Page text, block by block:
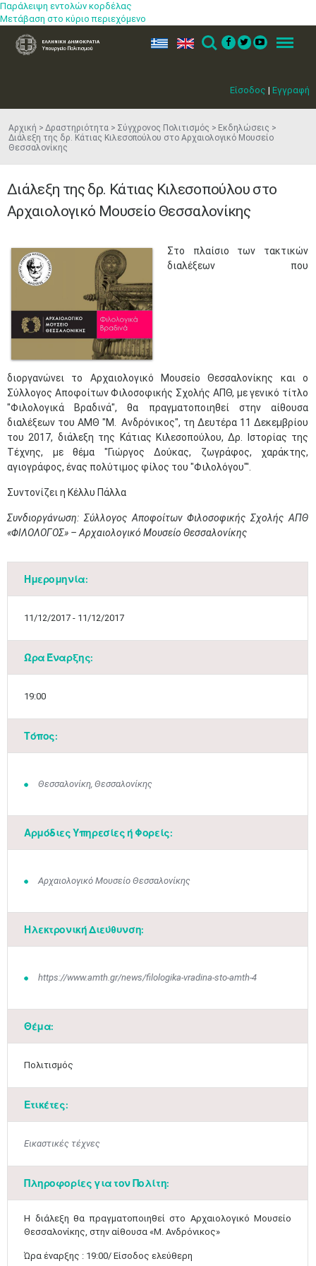
Παράλειψη εντολών κορδέλας
Μετάβαση στο κύριο περιεχόμενο
Είσοδος | Εγγραφή
ελ en Search Menu
Αρχική Δραστηριότητα Σύγχρονος Πολιτισμός
Εκδηλώσεις
Διάλεξη της δρ. Κάτιας Κιλεσοπούλου στο Αρχαιολογικό Μουσείο
Θεσσαλονίκης
Διάλεξη της δρ. Κάτιας Κιλεσοπούλου στο
Αρχαιολογικό Μουσείο Θεσσαλονίκης
​Στο πλαίσιο των τακτικών
διαλέξεων που
διοργανώνει το Αρχαιολογικό Μουσείο Θεσσαλονίκης και ο
Σύλλογος Αποφοίτων Φιλοσοφικής Σχολής ΑΠΘ, με γενικό τίτλο
"Φιλολογικά Βραδινά", θα πραγματοποιηθεί στην αίθουσα
διαλέξεων του ΑΜΘ "Μ. Ανδρόνικος", τη Δευτέρα 11 Δεκεμβρίου
του 2017, διάλεξη της Κάτιας Κιλεσοπούλου, Δρ. Ιστορίας της
Τέχνης, με θέμα "Γιώργος Δούκας, ζωγράφος, χαράκτης,
αγιογράφος, ένας πολύτιμος φίλος του "Φιλολόγου"'.
Συντονίζει η Κέλλυ Πάλλα
Συνδιοργάνωση: Σύλλογος Αποφοίτων Φιλοσοφικής Σχολής ΑΠΘ
«ΦΙΛΟΛΟΓΟΣ» – Αρχαιολογικό Μουσείο Θεσσαλονίκης​
Ημερομηνία:
11/12/2017 - 11/12/2017
Ώρα Έναρξης:
19:00
Τόπος:
Θεσσαλονίκη, Θεσσαλονίκης
Αρμόδιες Υπηρεσίες ή Φορείς:
Αρχαιολογικό Μουσείο Θεσσαλονίκης
Ηλεκτρονική Διεύθυνση:
https://www.amth.gr/news/filologika-vradina-sto-amth-4
Θέμα:
Πολιτισμός
Ετικέτες:
Εικαστικές τέχνες
Πληροφορίες για τον Πολίτη:
​Η διάλεξη θα πραγματοποιηθεί στο Αρχαιολογικό Μουσείο
Θεσσαλονίκης, στην αίθουσα «M. Ανδρόνικος»
Ώρα έναρξης : 19:00/ Είσοδος ελεύθερη
• •
3 4 5 6 7 8 9
• • • • • • •
17 18
•
19 20 21
•
22
•
23
•
25
•
26
•
27
•
28
•